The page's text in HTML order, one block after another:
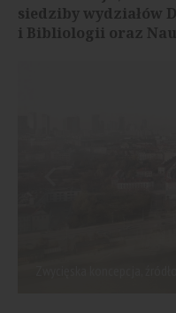
siedziby wydziałów
i Bibliologii oraz